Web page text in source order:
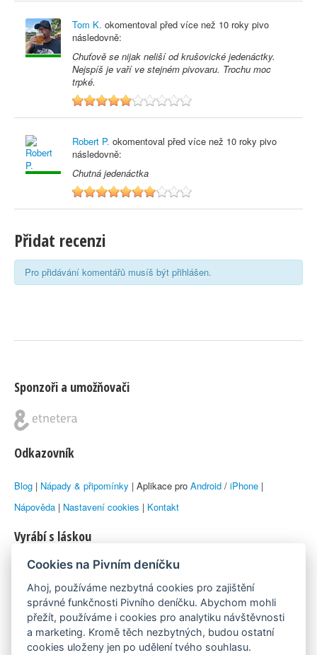
Tom K. okomentoval před více než 10 roky pivo
následovně:
Chuťově se nijak neliší od krušovické jedenáctky.
Nejspíš je vaří ve stejném pivovaru. Trochu moc
trpké.
5
Robert P. okomentoval před více než 10 roky pivo
následovně:
Chutná jedenáctka
7
Přidat recenzi
Pro přidávání komentářů musíš být přihlášen.
Sponzoři a umožňovači
Odkazovník
Blog | Nápady & připomínky | Aplikace pro Android / iPhone |
Nápověda | Nastavení cookies | Kontakt
Vyrábí s láskou
© 2010–2026 byLukáš Zemanaka Emka
Máme rádi
Pivní.info
Cookies na Pivním deníčku
Ahoj, používáme nezbytná cookies pro zajištění
správné funkčnosti Pivního deníčku. Abychom mohli
přežít, používáme i cookies pro analytiku návštěvnosti
a marketing. Kromě těch nezbytných, budou ostatní
cookies uloženy jen po udělení tvého souhlasu.